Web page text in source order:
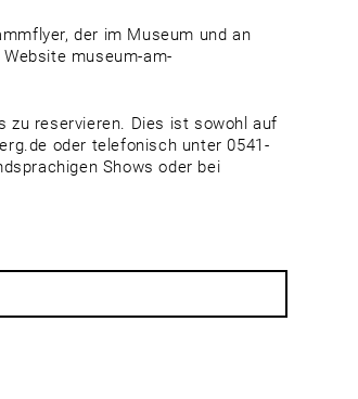
der im Museum und an
museum-am-
zu reservieren. Dies ist sowohl auf
oder telefonisch unter 0541-
Shows oder bei